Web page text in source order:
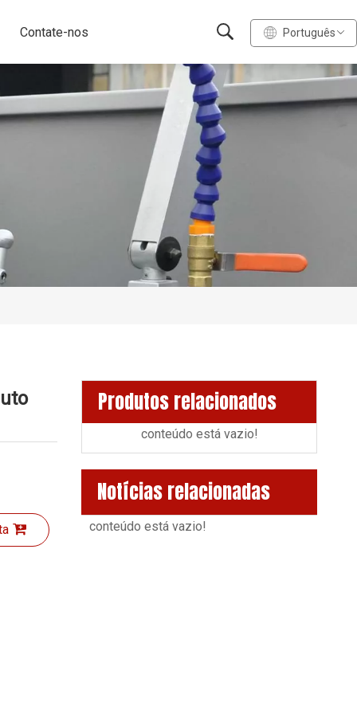
Contate-nos Português
Produtos relacionados
conteúdo está vazio!
Notícias relacionadas
conteúdo está vazio!